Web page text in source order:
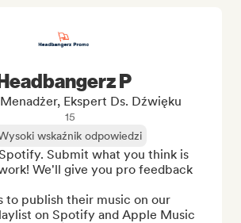
P
Ekspert Ds. Dźwięku
15
wskaźnik odpowiedzi
Submit what you think is
We'll give you pro feedback
to publish their music on our
on Spotify and Apple Music